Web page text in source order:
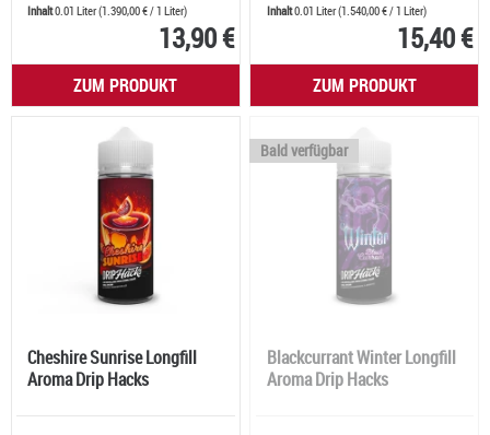
Inhalt0.01 Liter(1.390,00 €/ 1 Liter)
13,90 €
ZUM PRODUKT
Inhalt0.01 Liter(1.540,00 €/ 1 Liter)
15,40 €
ZUM PRODUKT
Cheshire Sunrise Longfill
Aroma Drip Hacks
Bald verfügbar
Blackcurrant Winter Longfill
Aroma Drip Hacks